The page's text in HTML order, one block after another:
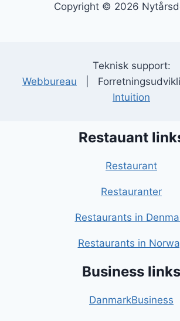
Copyright © 2026
Teknisk support:
Webbureau |
Intuition
Restauant
Restaurant
Restauranter
Restaurants in
Restaurants in
Business links
DanmarkBusiness